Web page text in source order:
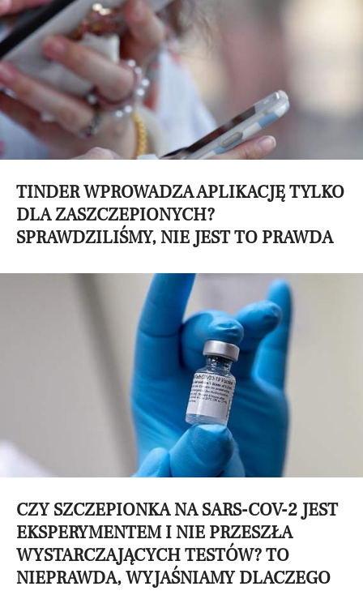
TINDER WPROWADZA APLIKACJĘ TYLKO
DLA ZASZCZEPIONYCH?
SPRAWDZILIŚMY, NIE JEST TO PRAWDA
CZY SZCZEPIONKA NA SARS-COV-2 JEST
EKSPERYMENTEM I NIE PRZESZŁA
WYSTARCZAJĄCYCH TESTÓW? TO
NIEPRAWDA, WYJAŚNIAMY DLACZEGO